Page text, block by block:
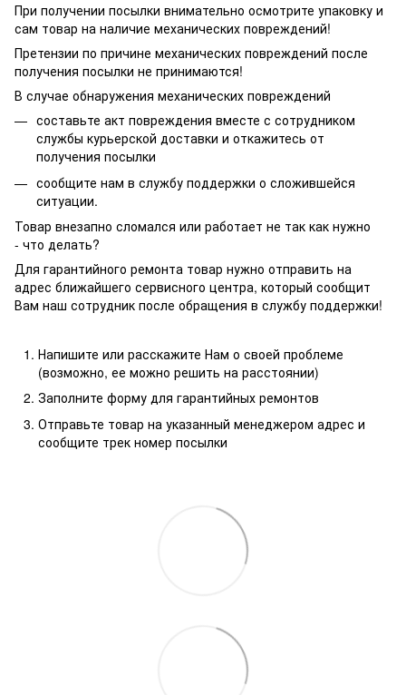
При получении посылки внимательно осмотрите упаковку и
сам товар на наличие механических повреждений!
Претензии по причине механических повреждений после
получения посылки не принимаются!
В случае обнаружения механических повреждений
составьте акт повреждения вместе с сотрудником
службы курьерской доставки и откажитесь от
получения посылки
сообщите нам в службу поддержки о сложившейся
ситуации.
Товар внезапно сломался или работает не так как нужно
- что делать?
Для гарантийного ремонта товар нужно отправить на
адрес ближайшего сервисного центра, который сообщит
Вам наш сотрудник после обращения в службу поддержки!
Напишите или расскажите Нам о своей проблеме
(возможно, ее можно решить на расстоянии)
Заполните форму для гарантийных ремонтов
Отправьте товар на указанный менеджером адрес и
сообщите трек номер посылки